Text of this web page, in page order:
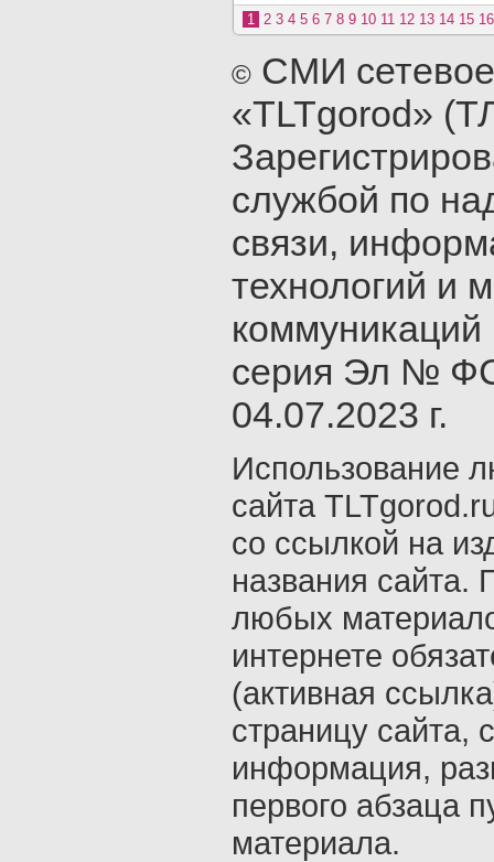
1 2 3 4 5 6 7 8 9 10 11 12 13 14 15 16
© СМИ
«TLTgorod»
службой по
связи,
технологий и
серия Эл №
04.07.2023 г.
Использование
сайта
со ссылкой на
названия сайта.
любых
интернете
(активная
страницу сайта,
информация,
первого абзаца
материала.